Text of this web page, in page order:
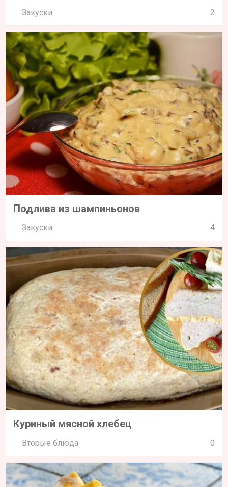
Закуски 2
Подлива из шампиньонов
Закуски 4
Куриный мясной хлебец
Вторые блюда 0